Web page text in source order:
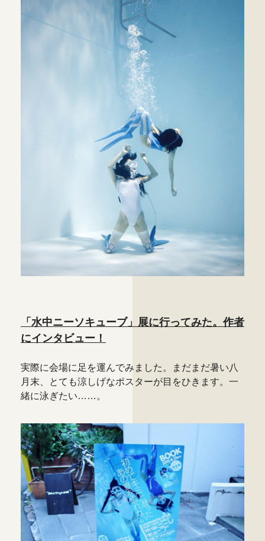
「水中ニーソキューブ」展に行ってみた。作者
にインタビュー！
実際に会場に足を運んでみました。まだまだ暑い八
月末、とても涼しげなポスターが目をひきます。一
緒に泳ぎたい……。